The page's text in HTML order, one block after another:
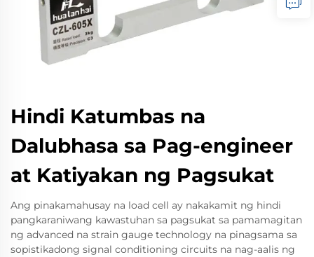
Hindi Katumbas na
Dalubhasa sa Pag-engineer
at Katiyakan ng Pagsukat
Ang pinakamahusay na load cell ay nakakamit ng hindi
pangkaraniwang kawastuhan sa pagsukat sa pamamagitan
ng advanced na strain gauge technology na pinagsama sa
sopistikadong signal conditioning circuits na nag-aalis ng